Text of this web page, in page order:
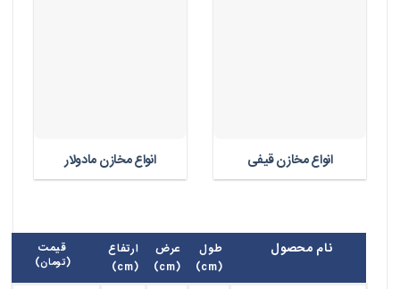
انواع مخازن قیفی انواع مخازن مادولار
نام محصول طول عرض ارتفاع قیمت
(تومان)